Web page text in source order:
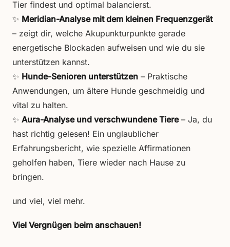
Tier findest und optimal balancierst.
✨ Meridian-Analyse mit dem kleinen Frequenzgerät
– zeigt dir, welche Akupunkturpunkte gerade
energetische Blockaden aufweisen und wie du sie
unterstützen kannst.
✨ Hunde-Senioren unterstützen – Praktische
Anwendungen, um ältere Hunde geschmeidig und
vital zu halten.
✨ Aura-Analyse und verschwundene Tiere– Ja, du
hast richtig gelesen! Ein unglaublicher
Erfahrungsbericht, wie spezielle Affirmationen
geholfen haben, Tiere wieder nach Hause zu
bringen.
und viel, viel mehr.
Viel Vergnügen beim anschauen!